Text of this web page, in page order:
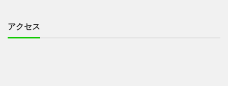
アクセス